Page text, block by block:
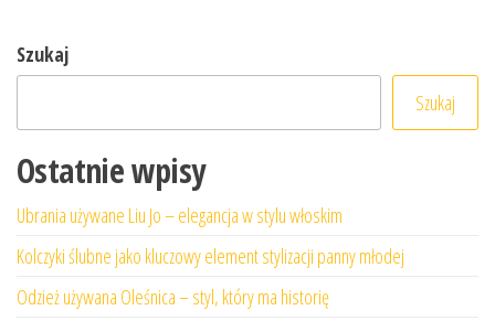
Szukaj
Szukaj
Ostatnie wpisy
Ubrania używane Liu Jo – elegancja w stylu włoskim
Kolczyki ślubne jako kluczowy element stylizacji panny młodej
Odzież używana Oleśnica – styl, który ma historię